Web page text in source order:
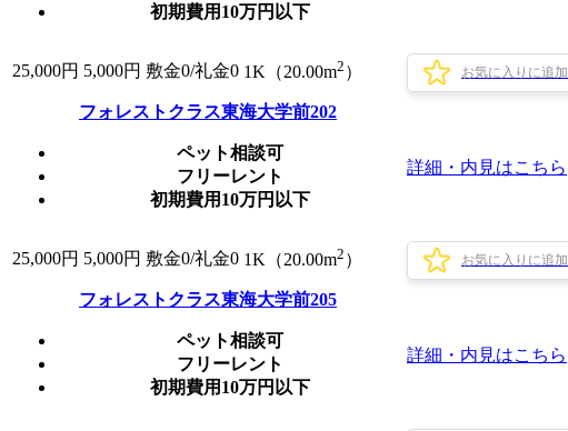
初期費用10万円以下
25,000円 5,000円 敷金0/礼金0 1K（20.00m2 ） お気に入りに追加
フォレストクラス東海大学前202
ペット相談可
フリーレント
初期費用10万円以下
詳細・内見はこちら
25,000円 5,000円 敷金0/礼金0 1K（20.00m2 ） お気に入りに追加
フォレストクラス東海大学前205
ペット相談可
フリーレント
初期費用10万円以下
詳細・内見はこちら